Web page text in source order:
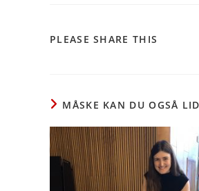
PLEASE SHARE THIS
MÅSKE KAN DU OGSÅ